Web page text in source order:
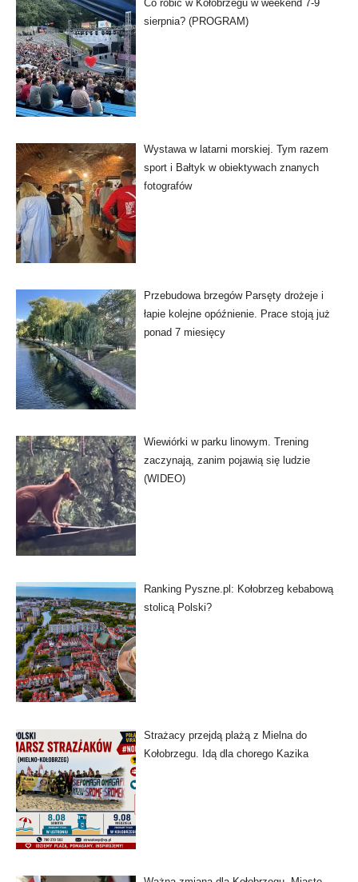
Co robić w Kołobrzegu w weekend 7-9
sierpnia? (PROGRAM)
Wystawa w latarni morskiej. Tym razem
sport i Bałtyk w obiektywach znanych
fotografów
Przebudowa brzegów Parsęty drożeje i
łapie kolejne opóźnienie. Prace stoją już
ponad 7 miesięcy
Wiewiórki w parku linowym. Trening
zaczynają, zanim pojawią się ludzie
(WIDEO)
Ranking Pyszne.pl: Kołobrzeg kebabową
stolicą Polski?
Strażacy przejdą plażą z Mielna do
Kołobrzegu. Idą dla chorego Kazika